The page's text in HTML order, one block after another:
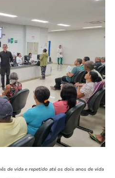
de vida e repetido até os dois anos de vida